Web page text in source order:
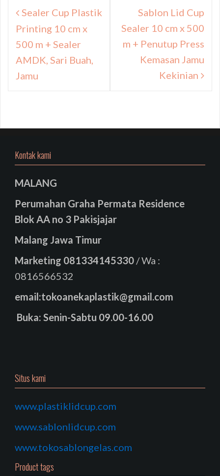
Navigasi
pos
Sealer Cup Plastik
Printing 10 cm x
500 m + Sealer
AMDK, Sari Buah,
Jamu
Sablon Lid Cup
Sealer 10 cm x 500
m + Penutup Press
Kemasan Jamu
Kekinian
Kontak kami
MALANG
Perumahan Graha Permata Residence
Blok AA no 3 Pakisjajar
Malang Jawa Timur
Marketing 081334145330 / Wa :
0816566532
email:tokoanekaplastik@gmail.com
Buka: Senin-Sabtu 09.00-16.00
Situs kami
www.plastiklidcup.com
www.sablonlidcup.com
www.tokosablongelas.com
Product tags